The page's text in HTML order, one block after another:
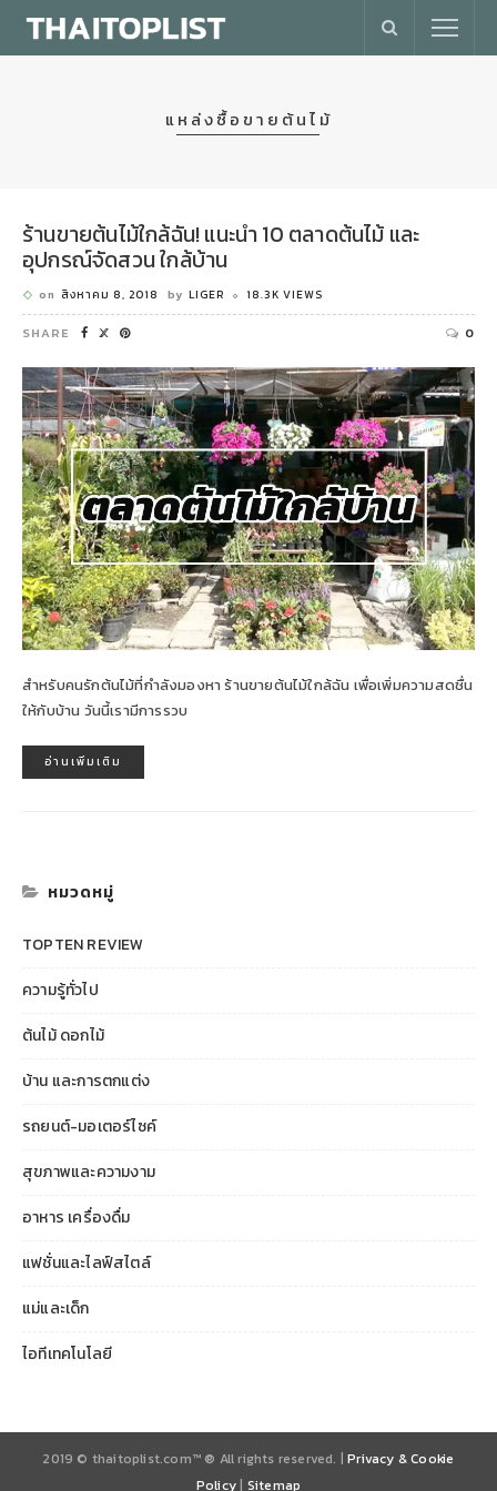
แหล่งซื้อขายต้นไม้
ร้านขายต้นไม้ใกล้ฉัน! แนะนำ 10 ตลาดต้นไม้ และ
อุปกรณ์จัดสวน ใกล้บ้าน
on สิงหาคม 8, 2018 by LIGER 18.3K VIEWS
SHARE 0
สำหรับคนรักต้นไม้ที่กำลังมองหา ร้านขายต้นไม้ใกล้ฉัน เพื่อเพิ่มความสดชื่น
ให้กับบ้าน วันนี้เรามีการรวบ
อ่านเพิ่มเติม
หมวดหมู่
TOPTEN REVIEW
ความรู้ทั่วไป
ต้นไม้ ดอกไม้
บ้าน และการตกแต่ง
รถยนต์-มอเตอร์ไซค์
สุขภาพและความงาม
อาหาร เครื่องดื่ม
แฟชั่นและไลฟ์สไตล์
แม่และเด็ก
ไอทีเทคโนโลยี
2019 © thaitoplist.com™ ® All rights reserved. |Privacy & Cookie
Policy| Sitemap